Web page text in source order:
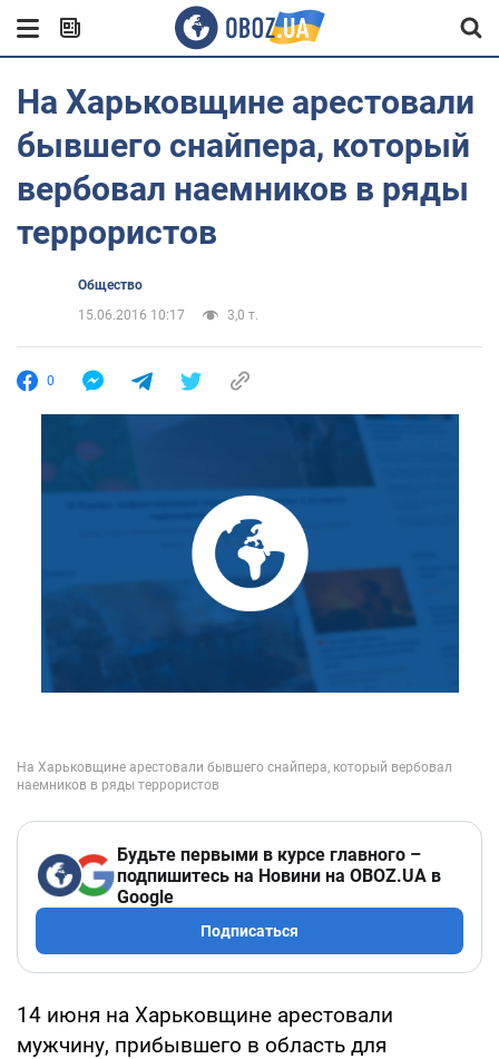
На Харьковщине арестовали
бывшего снайпера, который
вербовал наемников в ряды
террористов
Общество
15.06.2016 10:17
3,0 т.
0
Будьте первыми в курсе главного –
подпишитесь на Новини на OBOZ.UA в
Google
Подписаться
14 июня на Харьковщине арестовали
мужчину, прибывшего в область для